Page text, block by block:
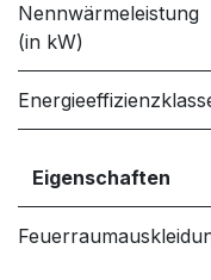
Nennwärmeleistung
(in kW)
Eigenschaften